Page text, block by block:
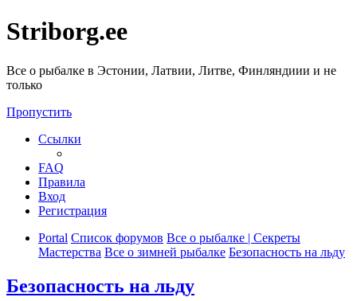
Striborg.ee
Все о рыбалке в Эстонии, Латвии, Литве, Финляндиии и не
только
Пропустить
Ссылки
FAQ
Правила
Вход
Регистрация
Portal Список форумов Все о рыбалке | Секреты
Мастерства Все о зимней рыбалке Безопасность на льду
Безопасность на льду